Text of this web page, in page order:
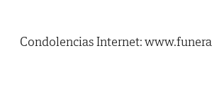
Condolencias Internet: